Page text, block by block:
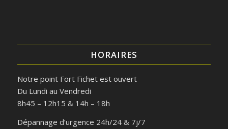
HORAIRES
Notre point Fort Fichet est ouvert
Du Lundi au Vendredi
8h45 – 12h15 & 14h – 18h
Dépannage d’urgence 24h/24 & 7j/7